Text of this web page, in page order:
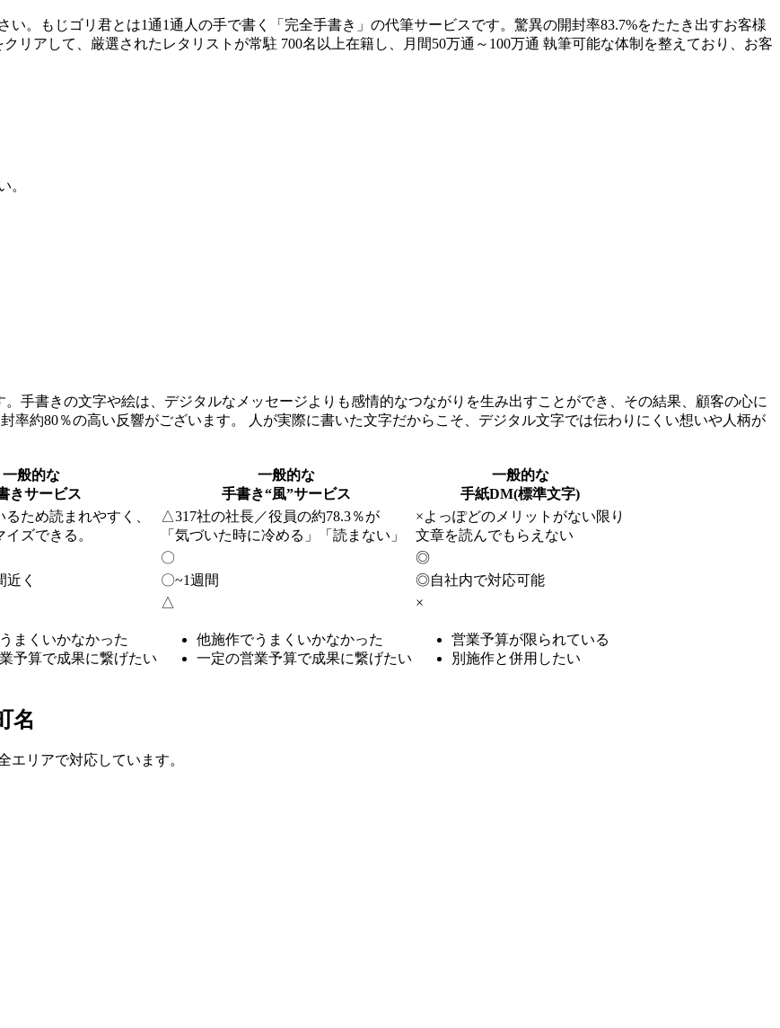
。もじゴリ君とは1通1通人の手で書く「完全手書き」の代筆サービスです。驚異の開封率83.7%をたたき出すお客様
リアして、厳選されたレタリストが常駐 700名以上在籍し、月間50万通～100万通 執筆可能な体制を整えており、お客
。
手書きの文字や絵は、デジタルなメッセージよりも感情的なつながりを生み出すことができ、その結果、顧客の心に
率約80％の高い反響がございます。 人が実際に書いた文字だからこそ、デジタル文字では伝わりにくい想いや人柄が
一般的な
きサービス
一般的な
手書き“風”サービス
一般的な
手紙DM(標準文字)
ため読まれやすく、
ズできる。
△317社の社長／役員の約78.3％が
「気づいた時に冷める」「読まない」
×よっぽどのメリットがない限り
文章を読んでもらえない
〇
◎
近く 〇~1週間 ◎自社内で対応可能
△ ×
まくいかなかった
予算で成果に繋げたい
他施作でうまくいかなかった
一定の営業予算で成果に繋げたい
営業予算が限られている
別施作と併用したい
名
エリアで対応しています。